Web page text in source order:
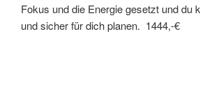
Fokus und die Energie gesetzt und du
und sicher für dich planen. 1444,-€